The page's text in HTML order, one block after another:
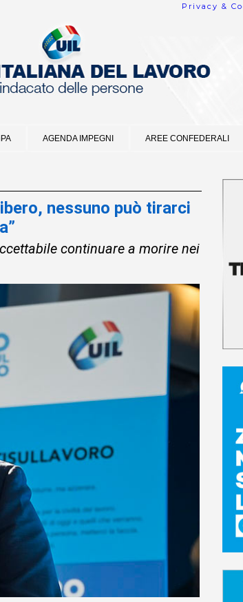
Privacy &
AGENDA IMPEGNI AREE CONFEDERALI
nessuno può tirarci
continuare a morire nei